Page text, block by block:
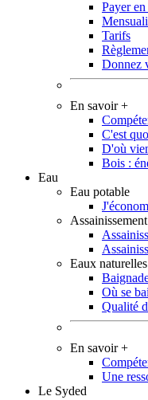
Payer
Tarifs
Donnez
En savoir +
C'est
D'où
Bois :
Eau
Eau potable
Assainissement
Eaux naturelles
Où se
Qualité
En savoir +
Une
Le Syded